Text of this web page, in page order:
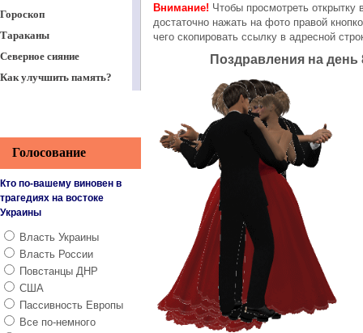
Внимание! Чтобы просмотреть
достаточно нажать на фото правой
чего скопировать ссылку в адресной
Поздравления на день
Гороскоп
Тараканы
Северное сияние
Как улучшить память?
Тайные знания славян.
Науз
Христовой. Часть 2
Поздравления с Пасхой
Поздравления с 9 мая -
День Победы
Поздравление с днем
святого Николая
Когда стричь волосы?
Голосование
Кто по-вашему виновен в
трагедиях на востоке
Украины
Власть Украины
Власть России
Повстанцы ДНР
США
Пассивность Европы
Все по-немного